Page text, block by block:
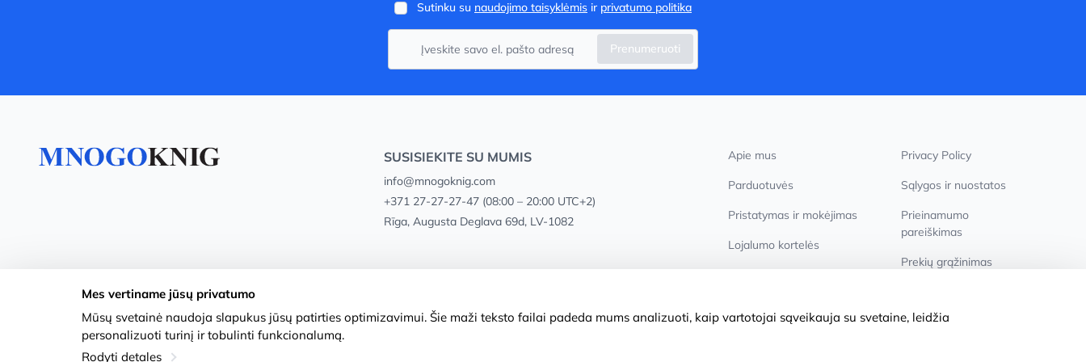
Sutinku su naudojimo taisyklėmis ir privatumo politika
Prenumeruoti
SUSISIEKITE SU MUMIS
info@mnogoknig.com
+371 27-27-27-47(08:00 – 20:00 UTC+2)
Rīga, Augusta Deglava 69d, LV-1082
Apie mus
Parduotuvės
Pristatymas ir mokėjimas
Lojalumo kortelės
Privacy Policy
Sąlygos ir nuostatos
Prieinamumo
pareiškimas
Prekių grąžinimas
Mes vertiname jūsų privatumo
Mūsų svetainė naudoja slapukus jūsų patirties optimizavimui. Šie maži teksto failai padeda mums analizuoti, kaip vartotojai sąveikauja su svetaine, leidžia
personalizuoti turinį ir tobulinti funkcionalumą.
Rodyti detales